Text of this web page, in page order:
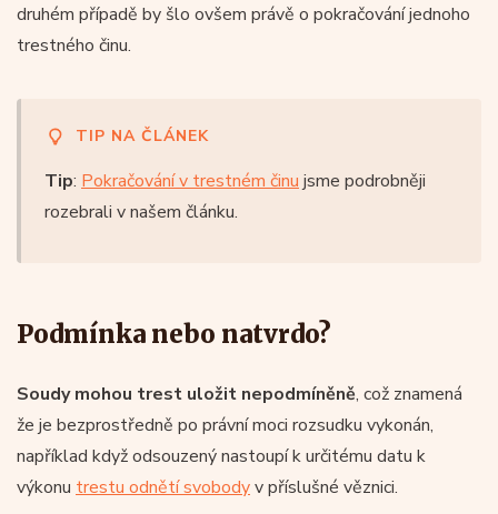
druhém případě by šlo ovšem právě o pokračování jednoho
trestného činu.
TIP NA ČLÁNEK
Tip: Pokračování v trestném činu jsme podrobněji
rozebrali v našem článku.
Podmínka nebo natvrdo?
Soudy mohou trest uložit nepodmíněně, což znamená
že je bezprostředně po právní moci rozsudku vykonán,
například když odsouzený nastoupí k určitému datu k
výkonu trestu odnětí svobodyv příslušné věznici.